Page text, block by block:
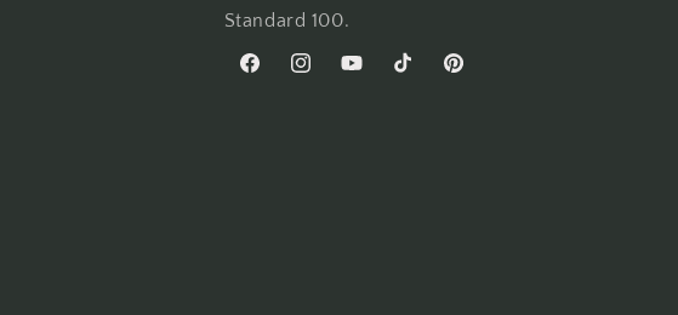
Standard 100.
FacebookInstagramYouTubeTikTok Pinterest